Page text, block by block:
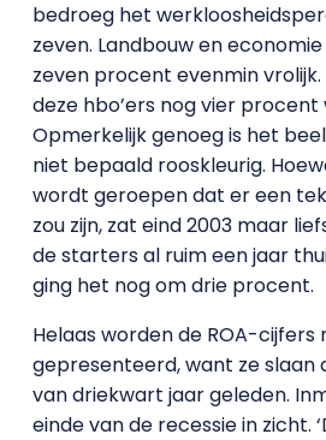
bedroeg het
zeven. Landbouw en
zeven procent evenmin vrolijk.
deze hbo’ers nog vier procent
Opmerkelijk genoeg is het
niet bepaald rooskleurig.
wordt geroepen dat er een
zou zijn, zat eind 2003 maar
de starters al ruim een jaar
ging het nog om drie procent.
Helaas worden de ROA-cijfers
gepresenteerd, want ze slaan
van driekwart jaar geleden.
einde van de recessie in zicht.